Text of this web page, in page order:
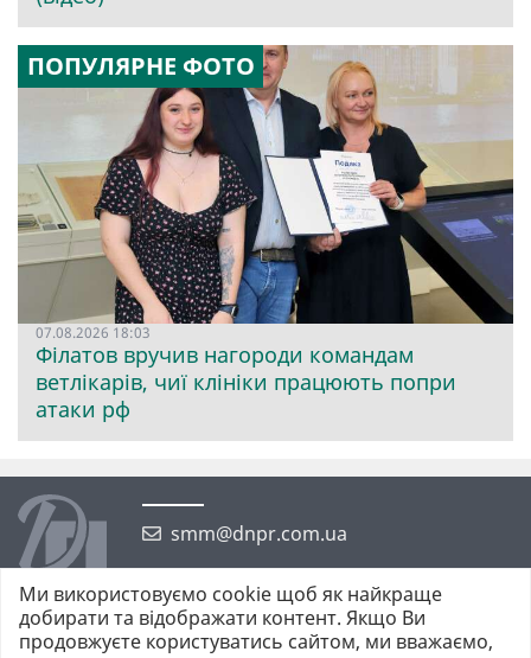
ПОПУЛЯРНЕ ФОТО
07.08.2026 18:03
Філатов вручив нагороди командам
ветлікарів, чиї клініки працюють попри
атаки рф
smm@dnpr.com.ua
Ми використовуємо cookie щоб як найкраще
добирати та відображати контент. Якщо Ви
продовжуєте користуватись сайтом, ми вважаємо,